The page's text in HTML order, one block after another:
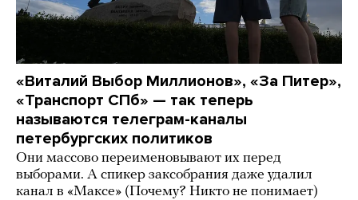
«Виталий Выбор Миллионов», «За Питер»,
«Транспорт СПб» — так теперь
называются телеграм-каналы
петербургских политиков
Они массово переименовывают их перед
выборами. А спикер заксобрания даже удалил
канал в «Максе» (Почему? Никто не понимает)